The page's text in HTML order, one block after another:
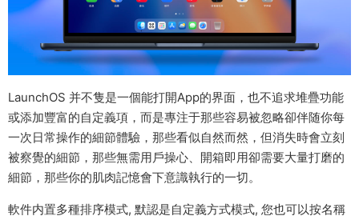
LaunchOS 并不隻是一個能打開App的界面，也不追求堆疊功能
或添加豐富的自定義項，而是專注于那些容易被忽略卻伴随你每
一次日常操作的細節體驗，那些看似自然而然，但消失時會立刻
被察覺的細節，那些無需用戶操心、開箱即用卻需要大量打磨的
細節，那些你的肌肉記憶會下意識執行的一切。
軟件内置多種排序模式, 默認是自定義方式模式, 您也可以按名稱